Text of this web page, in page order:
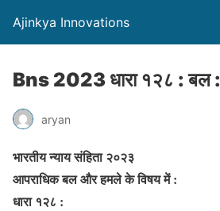
Ajinkya Innovations
Bns 2023 धारा १२८ : बल :
aryan
भारतीय न्याय संहिता २०२३
आपराधिक बल और हमले के विषय में :
धारा १२८ :